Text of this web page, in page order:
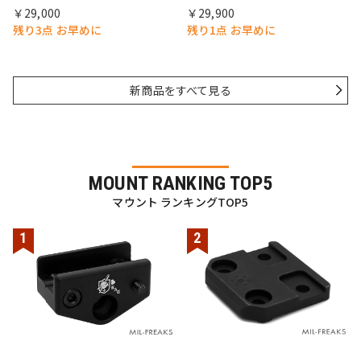
￥29,000
残り3点 お早めに
￥29,900
残り1点 お早めに
新商品をすべて見る
MOUNT RANKING TOP5
マウント ランキングTOP5